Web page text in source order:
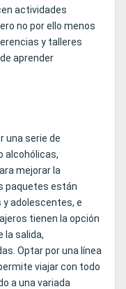
actividades
no por ello menos
y talleres
aprender
una serie de
alcohólicas,
mejorar la
paquetes están
adolescentes, e
tienen la opción
la salida,
Optar por una línea
viajar con todo
a una variada